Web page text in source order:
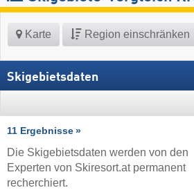
Karte Region einschränken
Skigebietsdaten
11 Ergebnisse
Die Skigebietsdaten werden von den
Experten von Skiresort.at permanent
recherchiert.